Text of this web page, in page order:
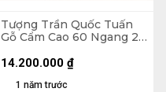
Tượng Trần Quốc Tuấn
Gỗ Cẩm Cao 60 Ngang 22
1 năm trước
14.200.000 ₫